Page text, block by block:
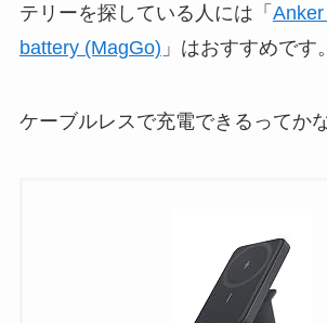
テリーを探している人には 「
battery (MagGo) 」はおすすめです。
ケーブルレスで充電できるってか